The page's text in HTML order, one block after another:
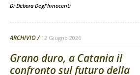
Di Debora Degl'Innocenti
ARCHIVIO 12 Giugno 2026
Grano duro, a Catania il
confronto sul futuro della